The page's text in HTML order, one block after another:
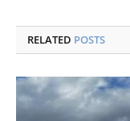
RELATED POSTS